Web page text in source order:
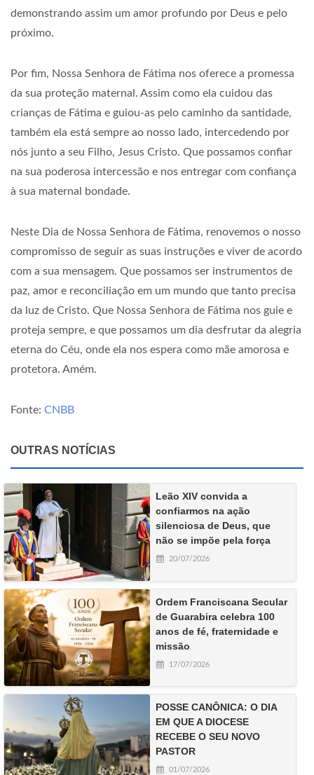
demonstrando assim um amor profundo por Deus e pelo
próximo.
Por fim, Nossa Senhora de Fátima nos oferece a promessa
da sua proteção maternal. Assim como ela cuidou das
crianças de Fátima e guiou-as pelo caminho da santidade,
também ela está sempre ao nosso lado, intercedendo por
nós junto a seu Filho, Jesus Cristo. Que possamos confiar
na sua poderosa intercessão e nos entregar com confiança
à sua maternal bondade.
Neste Dia de Nossa Senhora de Fátima, renovemos o nosso
compromisso de seguir as suas instruções e viver de acordo
com a sua mensagem. Que possamos ser instrumentos de
paz, amor e reconciliação em um mundo que tanto precisa
da luz de Cristo. Que Nossa Senhora de Fátima nos guie e
proteja sempre, e que possamos um dia desfrutar da alegria
eterna do Céu, onde ela nos espera como mãe amorosa e
protetora. Amém.
Fonte: CNBB
OUTRAS NOTÍCIAS
Leão XIV convida a
confiarmos na ação
silenciosa de Deus, que
não se impõe pela força
20/07/2026
Ordem Franciscana Secular
de Guarabira celebra 100
anos de fé, fraternidade e
missão
17/07/2026
POSSE CANÔNICA: O DIA
EM QUE A DIOCESE
RECEBE O SEU NOVO
PASTOR
01/07/2026